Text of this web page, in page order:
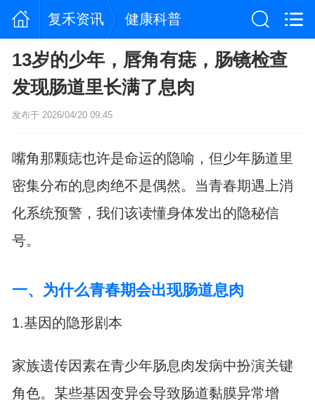
复禾资讯 健康科普
13岁的少年，唇角有痣，肠镜检查
发现肠道里长满了息肉
发布于 2026/04/20 09:45
嘴角那颗痣也许是命运的隐喻，但少年肠道里
密集分布的息肉绝不是偶然。当青春期遇上消
化系统预警，我们该读懂身体发出的隐秘信
号。
一、为什么青春期会出现肠道息肉
1.基因的隐形剧本
家族遗传因素在青少年肠息肉发病中扮演关键
角色。某些基因变异会导致肠道黏膜异常增